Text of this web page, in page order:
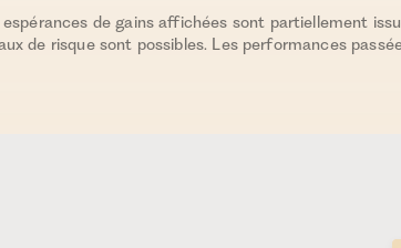
de gains affichées sont partiellement
de risque sont possibles. Les performances